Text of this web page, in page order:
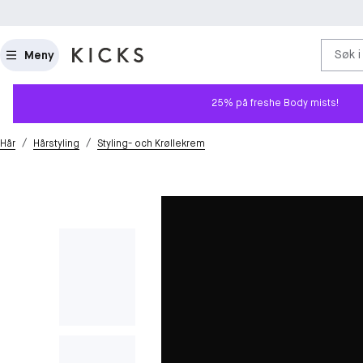
Meny Søk
25% på freshe Body mists!
Hår / Hårstyling / Styling- och Krøllekrem